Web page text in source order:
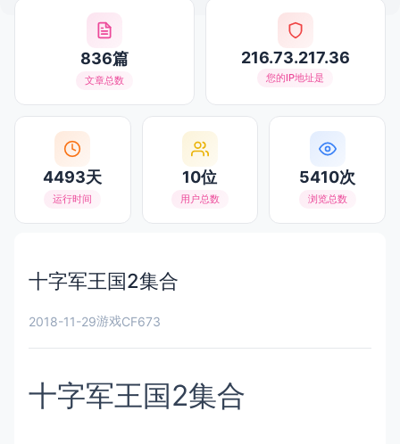
836篇
文章总数
216.73.217.36
您的IP地址是
4493天
运行时间
10位
用户总数
5410次
浏览总数
十字军王国2集合
2018-11-29游戏CF673
十字军王国2集合